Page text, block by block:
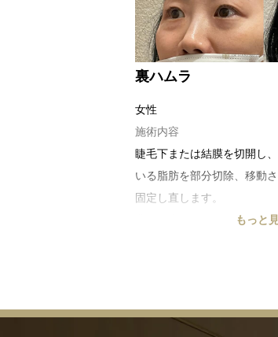
裏ハムラ
女性
施術内容
睫毛下または結膜を切開し
いる脂肪を部分切除、移動
固定し直します。
りすぎ・取り残し、下斜筋
もっと